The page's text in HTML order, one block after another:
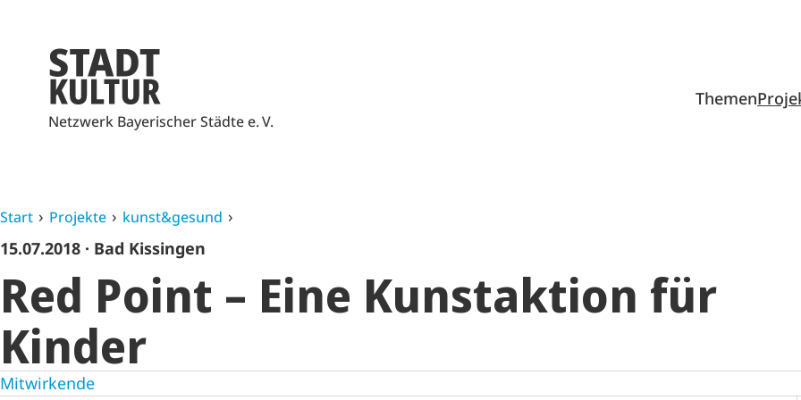
Netzwerk Bayerischer Städte e. V.
Themen
Start Projekte kunst&gesund
15.07.2018 · Bad Kissingen
Red Point – Eine Kunstaktion für
Kinder
Mitwirkende